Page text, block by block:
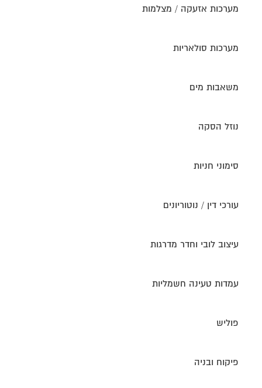
מערכות אזעקה / מצלמות
מערכות סולאריות
משאבות מים
נוזל הסקה
סימוני חניות
עורכי דין / נוטוריונים
עיצוב לובי וחדר מדרגות
עמדות טעינה חשמליות
פוליש
פיקוח ובניה